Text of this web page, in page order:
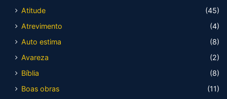
Atitude
(45)
Atrevimento
(4)
Auto estima
(8)
Avareza
(2)
Bíblia
(8)
Boas obras
(11)